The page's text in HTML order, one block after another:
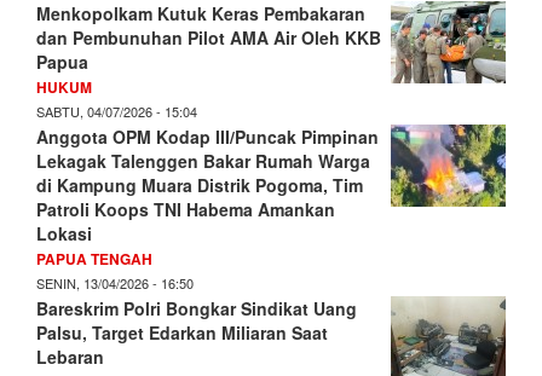
Menkopolkam Kutuk Keras Pembakaran
dan Pembunuhan Pilot AMA Air Oleh KKB
Papua
HUKUM
SABTU, 04/07/2026 - 15:04
Anggota OPM Kodap III/Puncak Pimpinan
Lekagak Talenggen Bakar Rumah Warga
di Kampung Muara Distrik Pogoma, Tim
Patroli Koops TNI Habema Amankan
Lokasi
PAPUA TENGAH
SENIN, 13/04/2026 - 16:50
Bareskrim Polri Bongkar Sindikat Uang
Palsu, Target Edarkan Miliaran Saat
Lebaran